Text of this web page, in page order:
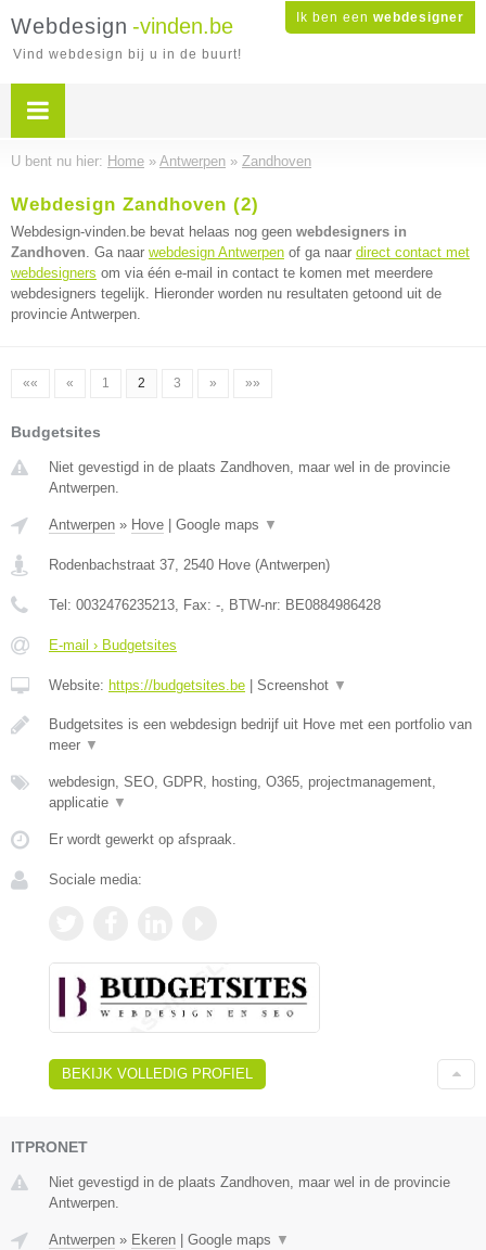
Ik ben een webdesigner
Webdesign -vinden.be
Vind webdesign bij u in de buurt!
U bent nu hier: Home » Antwerpen » Zandhoven
Webdesign Zandhoven (2)
Webdesign-vinden.be bevat helaas nog geen webdesigners in
Zandhoven. Ga naar webdesign Antwerpen of ga naar direct contact met
webdesigners om via één e-mail in contact te komen met meerdere
webdesigners tegelijk. Hieronder worden nu resultaten getoond uit de
provincie Antwerpen.
«« « 1 2 3 » »»
Budgetsites
Niet gevestigd in de plaats Zandhoven, maar wel in de provincie
Antwerpen.
Antwerpen » Hove Google maps ▼
Rodenbachstraat 37, 2540 Hove (Antwerpen)
Tel: 0032476235213, Fax: -, BTW-nr: BE0884986428
E-mail › Budgetsites
Website: https://budgetsites.be Screenshot ▼
Budgetsites is een webdesign bedrijf uit Hove met een portfolio van
meer ▼
webdesign, SEO, GDPR, hosting, O365, projectmanagement,
applicatie ▼
Er wordt gewerkt op afspraak.
Sociale media:
BEKIJK VOLLEDIG PROFIEL
ITPRONET
Niet gevestigd in de plaats Zandhoven, maar wel in de provincie
Antwerpen.
Antwerpen » Ekeren Google maps ▼